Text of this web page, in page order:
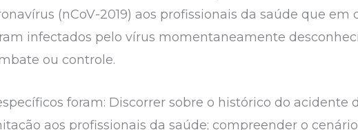
(nCoV-2019) aos profissionais da saúde que
infectados pelo vírus momentaneamente
ou controle.
foram: Discorrer sobre o histórico do
aos profissionais da saúde; compreender o